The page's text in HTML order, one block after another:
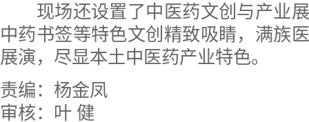
现场还设置了中医药文创与产业展
中药书签等特色文创精致吸睛，满族
展演，尽显本土中医药产业特色。
责编：杨金凤
审核：叶 健